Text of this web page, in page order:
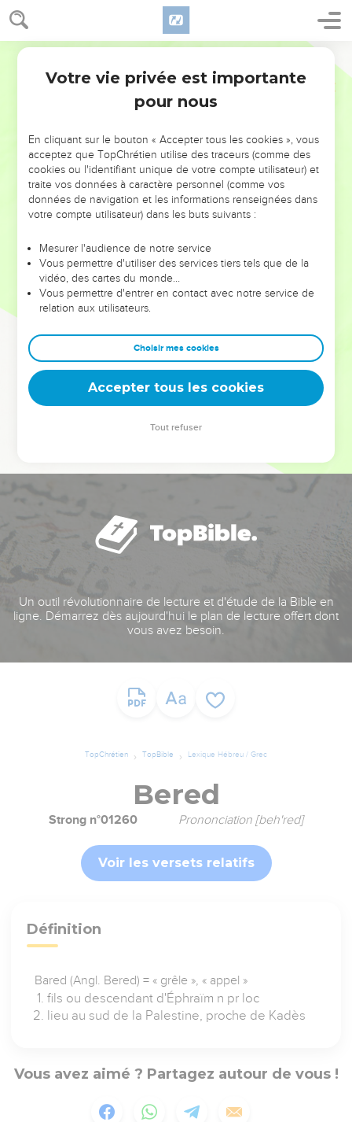
NE MANQUEZ PAS L’ÉVÉNEMENT
DE L’ANNÉE !
ET SI LEURS ERREURS POUVAIENT VOUS ÉVITER LES
VOTRES ?
leur foi ou leur vision. Mais on voit moins les doutes, les erreurs
et les saisons difficiles qu'ils ont traversés, alors même que ce
sont elles qui les ont façonnés.
Dans cette conférence, leaders, entrepreneurs, et responsables
clés pour avancer avec plus de sagesse afin que leurs erreurs
deviennent vos tremplins. Que vous guidiez un ministère, une
équipe, un groupe ou une famille, leur expérience est faite
Un outil révolutionnaire de lecture et d'étude de la Bible en
ligne. Démarrez dès aujourd'hui le plan de lecture offert dont
vous avez besoin.
TopChrétien TopBible Lexique Hébreu / Grec
Bered
Strong n°01260 Prononciation [beh'red]
Voir les versets relatifs
Définition
Bared (Angl. Bered) = « grêle », « appel »
fils ou descendant d'Éphraïm n pr loc
lieu au sud de la Palestine, proche de Kadès
Vous avez aimé ? Partagez autour de vous !
Votre vie privée est importante
pour nous
En cliquant sur le bouton « Accepter tous les cookies », vous
acceptez que TopChrétien utilise des traceurs (comme des
cookies ou l'identifiant unique de votre compte utilisateur) et
traite vos données à caractère personnel (comme vos
données de navigation et les informations renseignées dans
votre compte utilisateur) dans les buts suivants :
Mesurer l'audience de notre service
Vous permettre d'utiliser des services tiers tels que de la
vidéo, des cartes du monde…
Vous permettre d'entrer en contact avec notre service de
relation aux utilisateurs.
Choisir mes cookies
Accepter tous les cookies
Tout refuser